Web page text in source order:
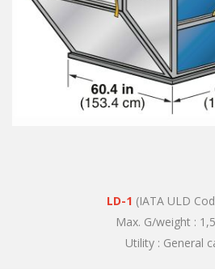
LD-1 (IATA ULD
Max. G/weight :
Utility : General